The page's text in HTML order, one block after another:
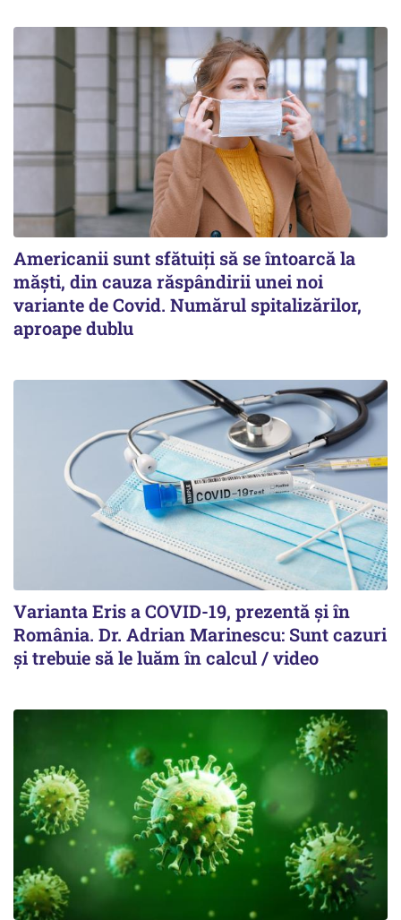
Americanii sunt sfătuiți să se întoarcă la
măști, din cauza răspândirii unei noi
variante de Covid. Numărul spitalizărilor,
aproape dublu
Varianta Eris a COVID-19, prezentă și în
România. Dr. Adrian Marinescu: Sunt cazuri
și trebuie să le luăm în calcul / video